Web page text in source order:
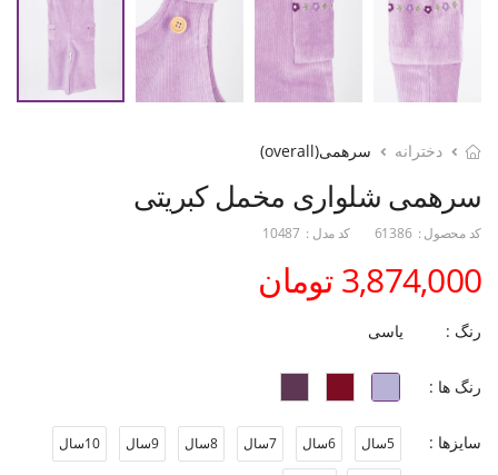
دخترانه سرهمی(overall)
سرهمی شلواری مخمل کبریتی
کد محصول : 61386 کد مدل : 10487
3,874,000 تومان
رنگ : یاسی
رنگ ها :
سایزها : 5سال 6سال 7سال 8سال 9سال 10سال